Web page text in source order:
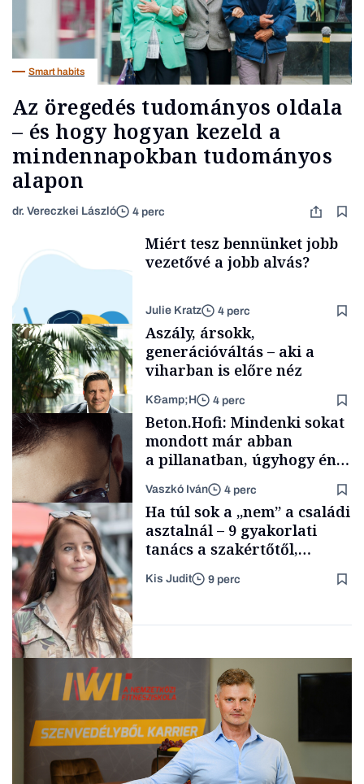
Smart habits
Az öregedés tudományos oldala
– és hogy hogyan kezeld a
mindennapokban tudományos
alapon
dr. Vereczkei László 4 perc
Smart habits
Miért tesz bennünket jobb
vezetővé a jobb alvás?
Julie Kratz 4 perc
TÁMOGATÓI
TARTALOM
Aszály, ársokk,
generációváltás – aki a
viharban is előre néz
K&amp;H 4 perc
Forbes-sztori
Beton.Hofi: Mindenki sokat
mondott már abban
a pillanatban, úgyhogy én
a legsarkosabb
gondolataimat akartam
kimondani
Vaszkó Iván 4 perc
Ha túl sok a „nem” a családi
asztalnál – 9 gyakorlati
tanács a szakértőtől,
hogyan legyünk jól etető
szülők
Kis Judit 9 perc